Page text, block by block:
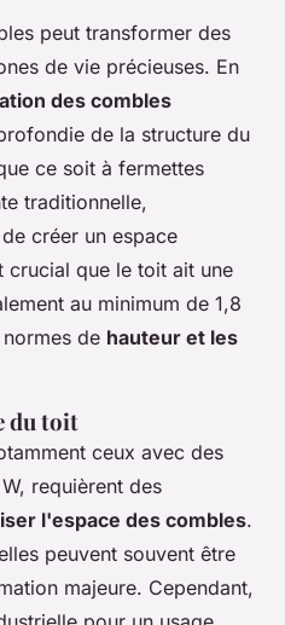
peut transformer des
de vie précieuses. En
des combles
de la structure du
ce soit à fermettes
traditionnelle,
créer un espace
crucial que le toit ait une
au minimum de 1,8
de hauteur et les
du toit
ceux avec des
requièrent des
l'espace des combles.
peuvent souvent être
majeure. Cependant,